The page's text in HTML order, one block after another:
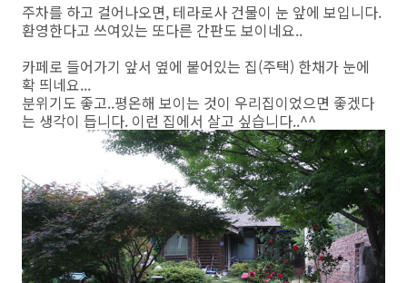
주차를 하고 걸어나오면, 테라로사 건물이 눈 앞에 보입니다.
환영한다고 쓰여있는 또다른 간판도 보이네요..
카페로 들어가기 앞서 옆에 붙어있는 집(주택) 한채가 눈에
확 띄네요...
분위기도 좋고..평온해 보이는 것이 우리집이었으면 좋겠다
는 생각이 듭니다. 이런 집에서 살고 싶습니다..^^